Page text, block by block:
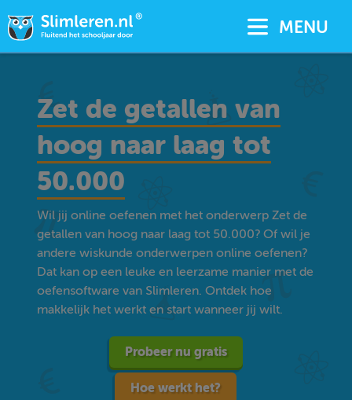
MENU
Zet de getallen van
hoog naar laag tot
50.000
Wil jij online oefenen met het onderwerp Zet de
getallen van hoog naar laag tot 50.000? Of wil je
andere wiskunde onderwerpen online oefenen?
Dat kan op een leuke en leerzame manier met de
oefensoftware van Slimleren. Ontdek hoe
makkelijk het werkt en start wanneer jij wilt.
Probeer nu gratis
Hoe werkt het?